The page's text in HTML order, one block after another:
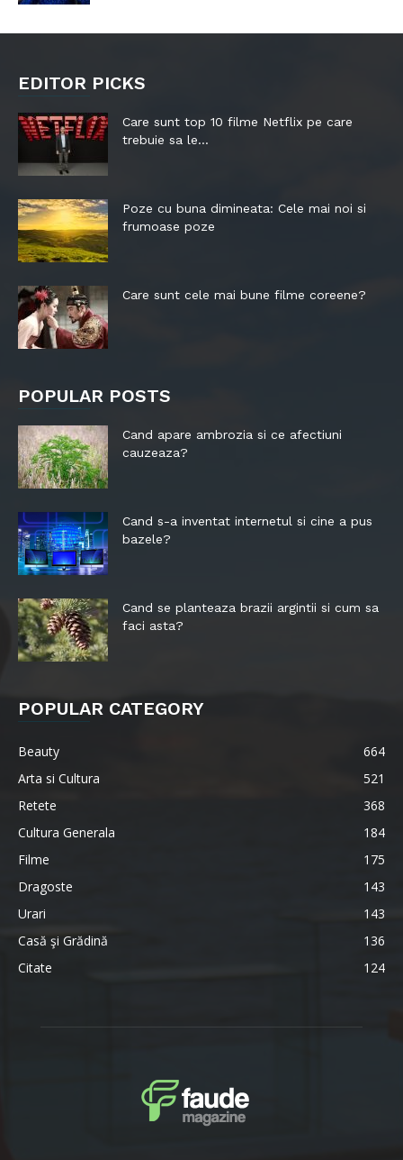
EDITOR PICKS
Care sunt top 10 filme Netflix pe care
trebuie sa le...
Poze cu buna dimineata: Cele mai noi si
frumoase poze
Care sunt cele mai bune filme coreene?
POPULAR POSTS
Cand apare ambrozia si ce afectiuni
cauzeaza?
Cand s-a inventat internetul si cine a pus
bazele?
Cand se planteaza brazii argintii si cum sa
faci asta?
POPULAR CATEGORY
Beauty
664
Arta si Cultura
521
Retete
368
Cultura Generala
184
Filme
175
Dragoste
143
Urari
143
Casă şi Grădină
136
Citate
124